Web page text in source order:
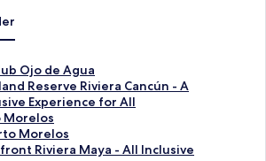
Ojo de Agua
Reserve Riviera Cancún - A
Experience for All
Morelos
Morelos
Riviera Maya - All Inclusive